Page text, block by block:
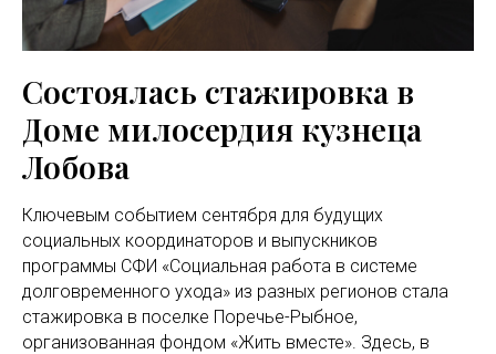
Состоялась стажировка в
Доме милосердия кузнеца
Лобова
Ключевым событием сентября для будущих
социальных координаторов и выпускников
программы СФИ «Социальная работа в системе
долговременного ухода» из разных регионов стала
стажировка в поселке Поречье-Рыбное,
организованная фондом «Жить вместе». Здесь, в